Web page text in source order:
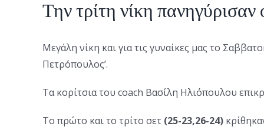
Την τρίτη νίκη
Μεγάλη νίκη και για τις γυναίκες μας το
Πετρόπουλος’.
Τα κορίτσια του coach Βασίλη Ηλιόπουλου
Το πρώτο και το τρίτο σετ (25-23,26-24)